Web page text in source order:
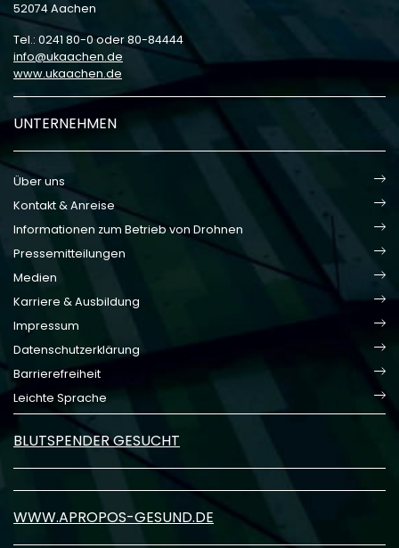
52074 Aachen
Tel.: 0241 80-0 oder 80-84444
info
ukaachen de
www.ukaachen.de
UNTERNEHMEN
Über uns
Kontakt & Anreise
Informationen zum Betrieb von Drohnen
Pressemitteilungen
Medien
Karriere & Ausbildung
Impressum
Datenschutzerklärung
Barrierefreiheit
Leichte Sprache
BLUTSPENDER GESUCHT
WWW.APROPOS-GESUND.DE